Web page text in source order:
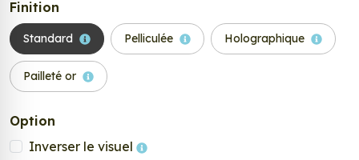
Finition
Standard Pelliculée Holographique
Pailleté or
Option
Inverser le visuel